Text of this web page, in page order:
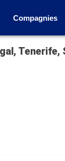
Compagnies